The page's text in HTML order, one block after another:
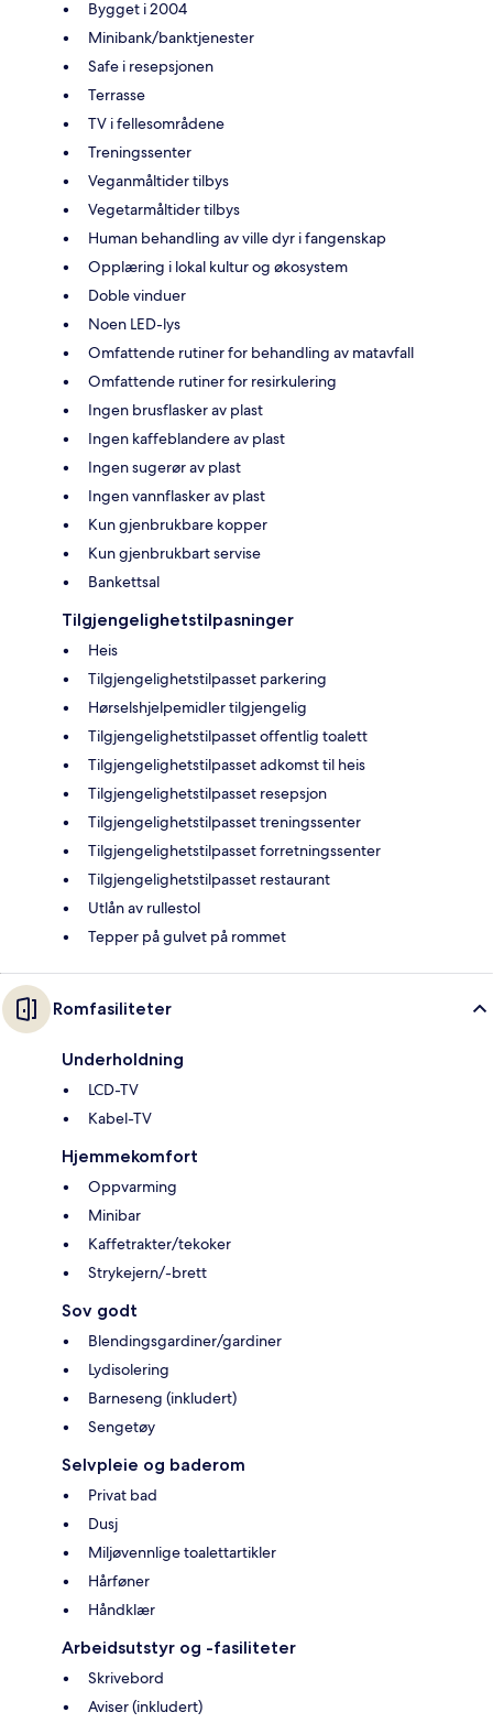
Bygget i 2004
Minibank/banktjenester
Safe i resepsjonen
Terrasse
TV i fellesområdene
Treningssenter
Veganmåltider tilbys
Vegetarmåltider tilbys
Human behandling av ville dyr i fangenskap
Opplæring i lokal kultur og økosystem
Doble vinduer
Noen LED-lys
Omfattende rutiner for behandling av matavfall
Omfattende rutiner for resirkulering
Ingen brusflasker av plast
Ingen kaffeblandere av plast
Ingen sugerør av plast
Ingen vannflasker av plast
Kun gjenbrukbare kopper
Kun gjenbrukbart servise
Bankettsal
Tilgjengelighetstilpasninger
Heis
Tilgjengelighetstilpasset parkering
Hørselshjelpemidler tilgjengelig
Tilgjengelighetstilpasset offentlig toalett
Tilgjengelighetstilpasset adkomst til heis
Tilgjengelighetstilpasset resepsjon
Tilgjengelighetstilpasset treningssenter
Tilgjengelighetstilpasset forretningssenter
Tilgjengelighetstilpasset restaurant
Utlån av rullestol
Tepper på gulvet på rommet
Romfasiliteter
Underholdning
LCD-TV
Kabel-TV
Hjemmekomfort
Oppvarming
Minibar
Kaffetrakter/tekoker
Strykejern/-brett
Sov godt
Blendingsgardiner/gardiner
Lydisolering
Barneseng (inkludert)
Sengetøy
Selvpleie og baderom
Privat bad
Dusj
Miljøvennlige toalettartikler
Hårføner
Håndklær
Arbeidsutstyr og -fasiliteter
Skrivebord
Aviser (inkludert)